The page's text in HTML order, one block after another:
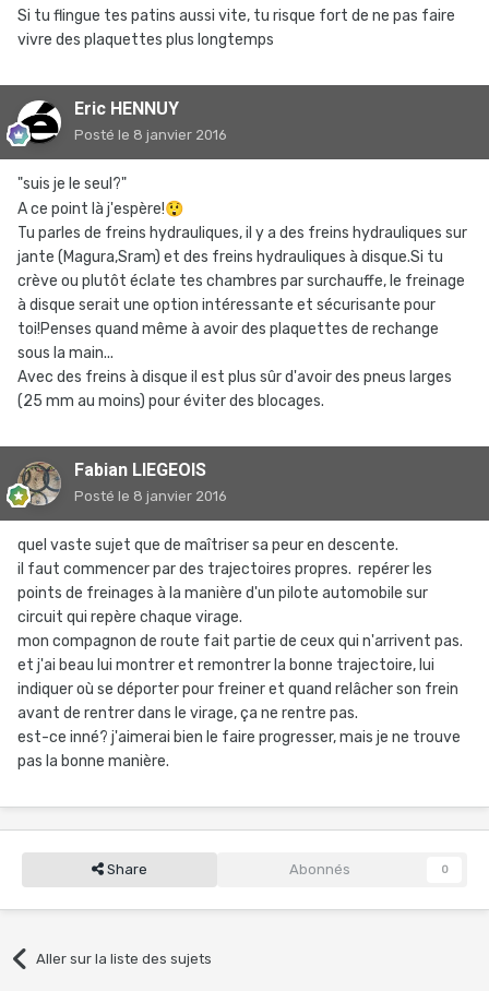
Si tu flingue tes patins aussi vite, tu risque fort de ne pas faire
vivre des plaquettes plus longtemps
Eric HENNUY
Posté le 8 janvier 2016
"suis je le seul?"
A ce point là j'espère!😲
Tu parles de freins hydrauliques, il y a des freins hydrauliques sur
jante (Magura,Sram) et des freins hydrauliques à disque.Si tu
crève ou plutôt éclate tes chambres par surchauffe, le freinage
à disque serait une option intéressante et sécurisante pour
toi!Penses quand même à avoir des plaquettes de rechange
sous la main...
Avec des freins à disque il est plus sûr d'avoir des pneus larges
(25 mm au moins) pour éviter des blocages.
Fabian LIEGEOIS
Posté le 8 janvier 2016
quel vaste sujet que de maîtriser sa peur en descente.
il faut commencer par des trajectoires propres. repérer les
points de freinages à la manière d'un pilote automobile sur
circuit qui repère chaque virage.
mon compagnon de route fait partie de ceux qui n'arrivent pas.
et j'ai beau lui montrer et remontrer la bonne trajectoire, lui
indiquer où se déporter pour freiner et quand relâcher son frein
avant de rentrer dans le virage, ça ne rentre pas.
est-ce inné? j'aimerai bien le faire progresser, mais je ne trouve
pas la bonne manière.
Share Abonnés 0
Aller sur la liste des sujets